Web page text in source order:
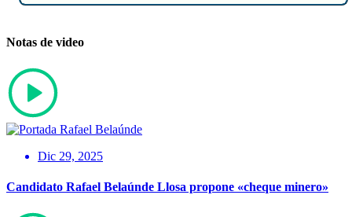
Notas de video
Dic 29, 2025
Candidato Rafael Belaúnde Llosa propone «cheque minero»